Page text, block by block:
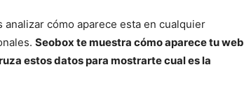
cómo aparece esta en cualquier
Seobox te muestra cómo aparece tu web
estos datos para mostrarte cual es la